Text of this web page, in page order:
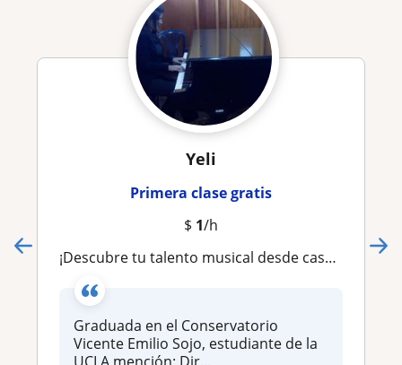
Yeli
Primera clase gratis
$ 1/h
¡Descubre tu talento musical desde casa! Aprende a leer y ejecutar la música con nuestras clases online
Graduada en el Conservatorio
Vicente Emilio Sojo, estudiante de la